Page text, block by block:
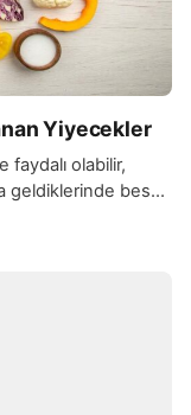
Yiyecekler
faydalı olabilir,
geldiklerinde besin